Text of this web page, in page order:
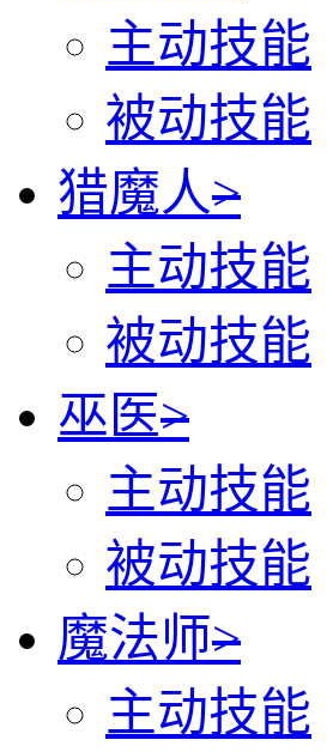
主动技能
被动技能
猎魔人>
主动技能
被动技能
巫医>
主动技能
被动技能
魔法师>
主动技能